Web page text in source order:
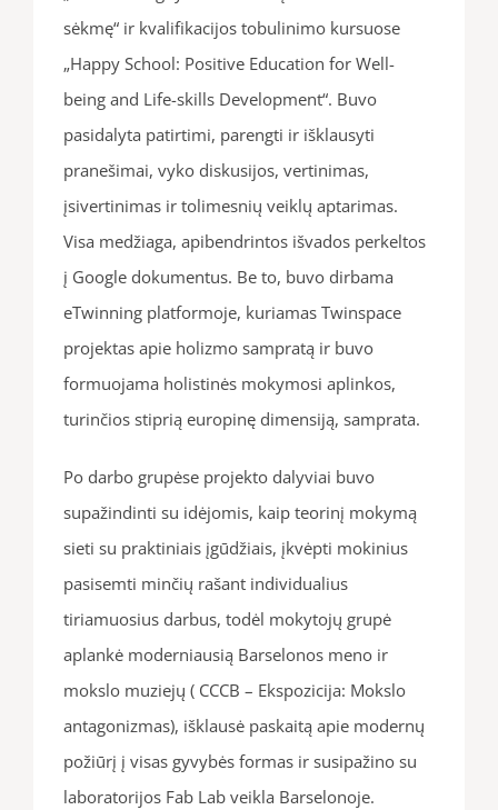
sėkmę“ ir kvalifikacijos tobulinimo kursuose
„Happy School: Positive Education for Well-
being and Life-skills Development“. Buvo
pasidalyta patirtimi, parengti ir išklausyti
pranešimai, vyko diskusijos, vertinimas,
įsivertinimas ir tolimesnių veiklų aptarimas.
Visa medžiaga, apibendrintos išvados perkeltos
į Google dokumentus. Be to, buvo dirbama
eTwinning platformoje, kuriamas Twinspace
projektas apie holizmo sampratą ir buvo
formuojama holistinės mokymosi aplinkos,
turinčios stiprią europinę dimensiją, samprata.
Po darbo grupėse projekto dalyviai buvo
supažindinti su idėjomis, kaip teorinį mokymą
sieti su praktiniais įgūdžiais, įkvėpti mokinius
pasisemti minčių rašant individualius
tiriamuosius darbus, todėl mokytojų grupė
aplankė moderniausią Barselonos meno ir
mokslo muziejų ( CCCB – Ekspozicija: Mokslo
antagonizmas), išklausė paskaitą apie modernų
požiūrį į visas gyvybės formas ir susipažino su
laboratorijos Fab Lab veikla Barselonoje.